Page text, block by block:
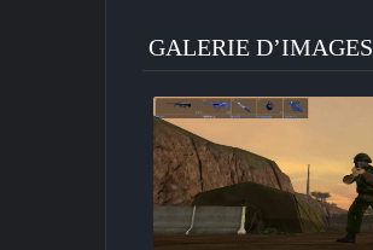
GALERIE D’IMAGES